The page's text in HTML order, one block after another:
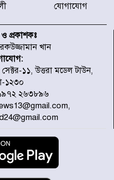
বন্দর বন্ধ
খাতে জিডিপির ৫ শতাংশ
ঘোষণা স্থানীয় সরকার মন্ত্রীর
ঘুরে দেখলেন এনসিপি
দাবানল নেভাতে গিয়ে
বিধ্বস্ত, নিহত ১
যোগাযোগ
প্রকাশকঃ
খান
১১, উত্তরা মডেল টাউন,
১২৩০
২৬৩৮৯৬